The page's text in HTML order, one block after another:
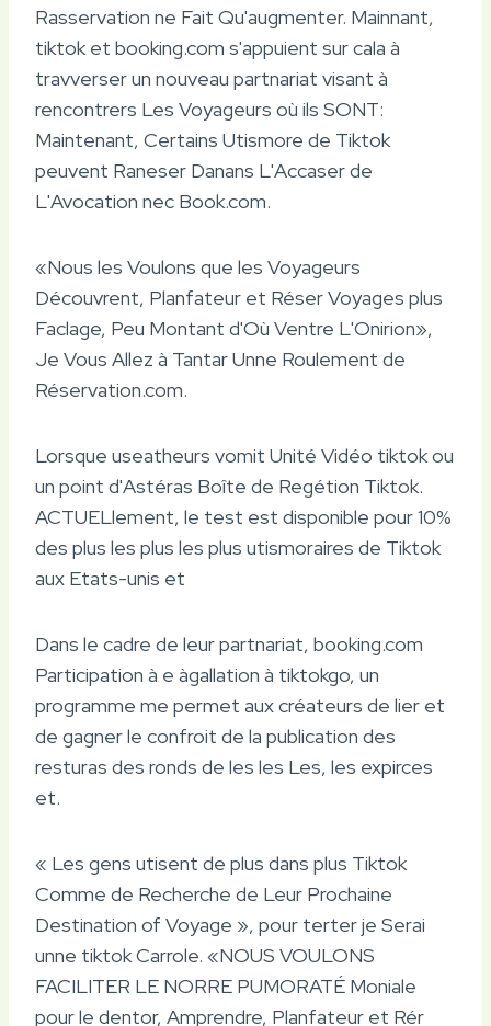
Rasservation ne Fait Qu'augmenter. Mainnant,
tiktok et booking.com s'appuient sur cala à
travverser un nouveau partnariat visant à
rencontrers Les Voyageurs où ils SONT:
Maintenant, Certains Utismore de Tiktok
peuvent Raneser Danans L'Accaser de
L'Avocation nec Book.com.
«Nous les Voulons que les Voyageurs
Découvrent, Planfateur et Réser Voyages plus
Faclage, Peu Montant d'Où Ventre L'Onirion»,
Je Vous Allez à Tantar Unne Roulement de
Réservation.com.
Lorsque useatheurs vomit Unité Vidéo tiktok ou
un point d'Astéras Boîte de Regétion Tiktok.
ACTUELlement, le test est disponible pour 10%
des plus les plus les plus utismoraires de Tiktok
aux Etats-unis et
Dans le cadre de leur partnariat, booking.com
Participation à e àgallation à tiktokgo, un
programme me permet aux créateurs de lier et
de gagner le confroit de la publication des
resturas des ronds de les les Les, les expirces
et.
« Les gens utisent de plus dans plus Tiktok
Comme de Recherche de Leur Prochaine
Destination of Voyage », pour terter je Serai
unne tiktok Carrole. «NOUS VOULONS
FACILITER LE NORRE PUMORATÉ Moniale
pour le dentor, Amprendre, Planfateur et Rér